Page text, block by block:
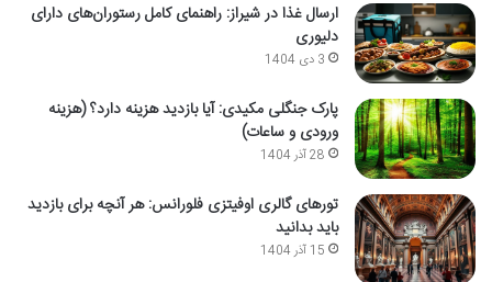
ارسال غذا در شیراز: راهنمای کامل رستوران‌های دارای
دلیوری
3 دی 1404
پارک جنگلی مکیدی: آیا بازدید هزینه دارد؟ (هزینه
ورودی و ساعات)
28 آذر 1404
تورهای گالری اوفیتزی فلورانس: هر آنچه برای بازدید
باید بدانید
15 آذر 1404